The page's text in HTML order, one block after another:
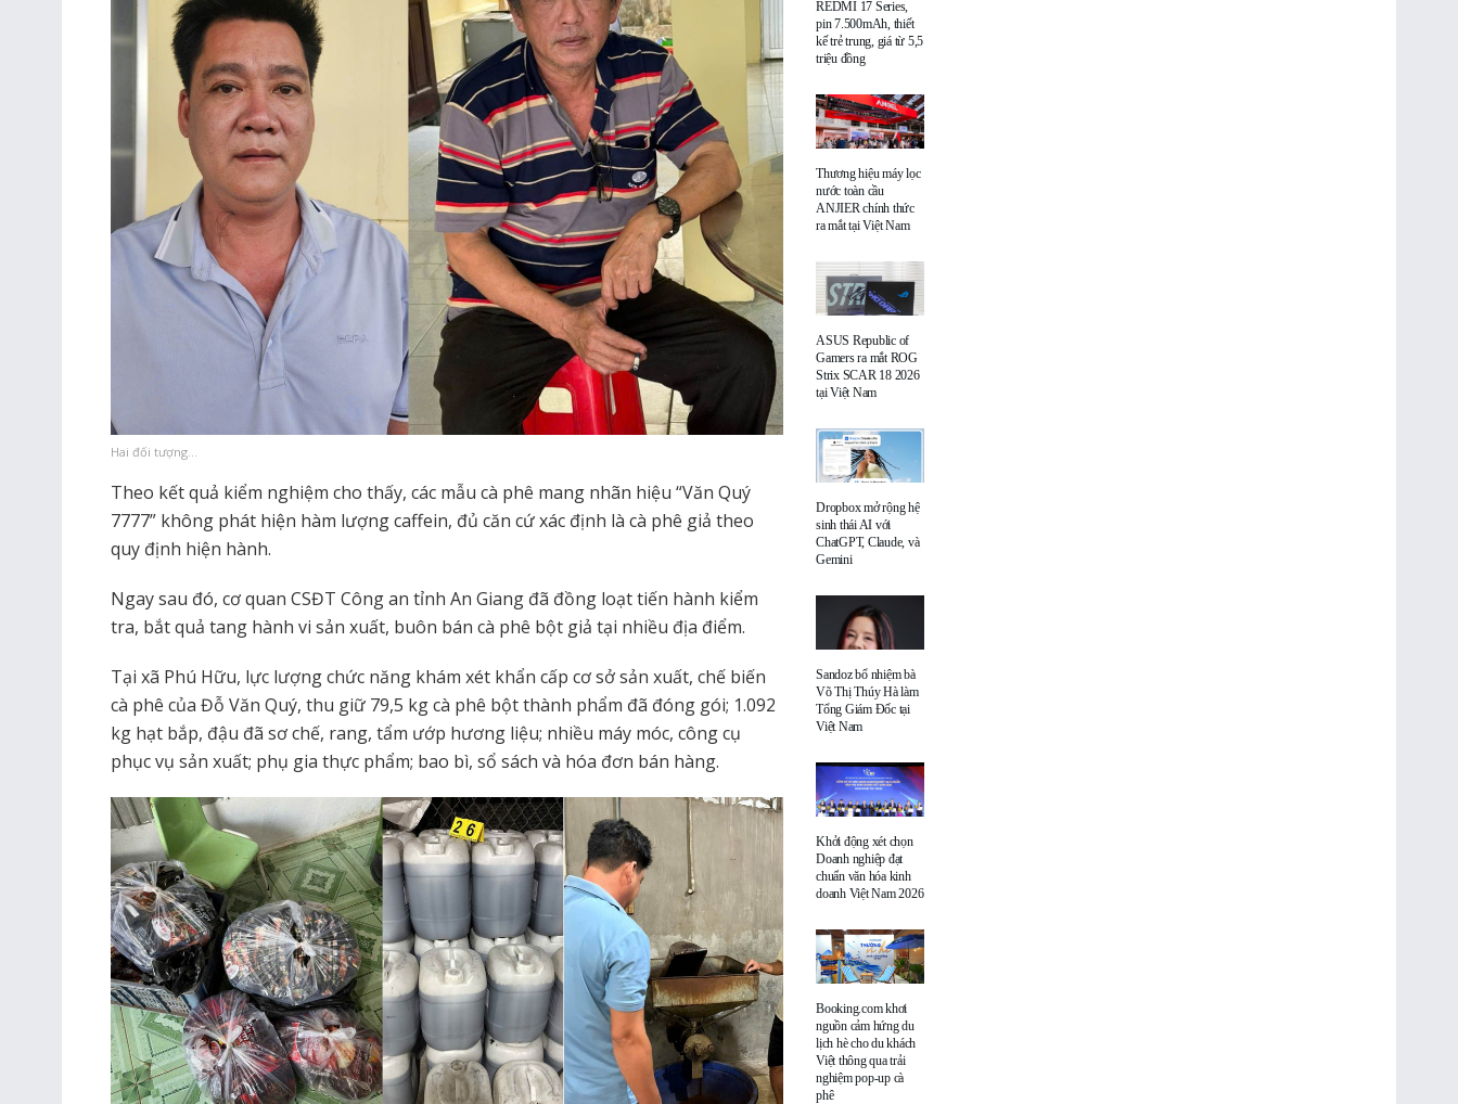
Hai đối tượng…
Theo kết quả kiểm nghiệm cho thấy, các mẫu cà phê mang nhãn hiệu “Văn Quý
7777” không phát hiện hàm lượng caffein, đủ căn cứ xác định là cà phê giả theo
quy định hiện hành.
Ngay sau đó, cơ quan CSĐT Công an tỉnh An Giang đã đồng loạt tiến hành kiểm
tra, bắt quả tang hành vi sản xuất, buôn bán cà phê bột giả tại nhiều địa điểm.
Tại xã Phú Hữu, lực lượng chức năng khám xét khẩn cấp cơ sở sản xuất, chế biến
cà phê của Đỗ Văn Quý, thu giữ 79,5 kg cà phê bột thành phẩm đã đóng gói; 1.092
kg hạt bắp, đậu đã sơ chế, rang, tẩm ướp hương liệu; nhiều máy móc, công cụ
phục vụ sản xuất; phụ gia thực phẩm; bao bì, sổ sách và hóa đơn bán hàng.
REDMI 17 Series,
pin 7.500mAh, thiết
kế trẻ trung, giá từ 5,5
triệu đồng
Thương hiệu máy lọc
nước toàn cầu
ANJIER chính thức
ra mắt tại Việt Nam
ASUS Republic of
Gamers ra mắt ROG
Strix SCAR 18 2026
tại Việt Nam
Dropbox mở rộng hệ
sinh thái AI với
ChatGPT, Claude, và
Gemini
Sandoz bổ nhiệm bà
Võ Thị Thúy Hà làm
Tổng Giám Đốc tại
Việt Nam
Khởi động xét chọn
Doanh nghiệp đạt
chuẩn văn hóa kinh
doanh Việt Nam 2026
Booking.com khơi
nguồn cảm hứng du
lịch hè cho du khách
Việt thông qua trải
nghiệm pop-up cà
phê